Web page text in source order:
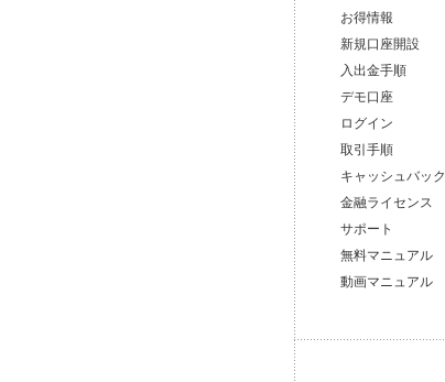
お得情報
新規口座開設
入出金手順
デモ口座
ログイン
取引手順
キャッシュバック
金融ライセンス
サポート
無料マニュアル
動画マニュアル